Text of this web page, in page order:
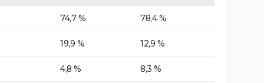
74,7 % 78,4 %
19,9 % 12,9 %
4,8 % 8,3 %